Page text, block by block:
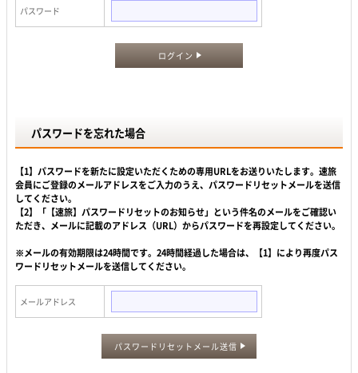
パスワード
ログイン
パスワードを忘れた場合
【1】パスワードを新たに設定いただくための専用URLをお送りいたします。速旅
会員にご登録のメールアドレスをご入力のうえ、パスワードリセットメールを送信
してください。
【2】「【速旅】パスワードリセットのお知らせ」という件名のメールをご確認い
ただき、メールに記載のアドレス（URL）からパスワードを再設定してください。
※メールの有効期限は24時間です。24時間経過した場合は、【1】により再度パス
ワードリセットメールを送信してください。
メールアドレス
パスワードリセットメール送信